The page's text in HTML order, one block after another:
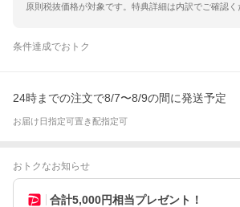
原則税抜価格が対象です。特典詳細は内訳でご確認く
条件達成でおトク
24時までの注文で8/7〜8/9の間に発送予定
お届け日指定可置き配指定可
おトクなお知らせ
合計5,000円相当プレゼント！